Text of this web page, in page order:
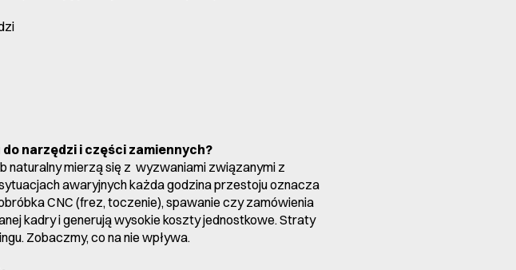
narzędzi i części zamiennych?
naturalny mierzą się z wyzwaniami związanymi z
awaryjnych każda godzina przestoju oznacza
CNC (frez, toczenie), spawanie czy zamówienia
kadry i generują wysokie koszty jednostkowe. Straty
Zobaczmy, co na nie wpływa.